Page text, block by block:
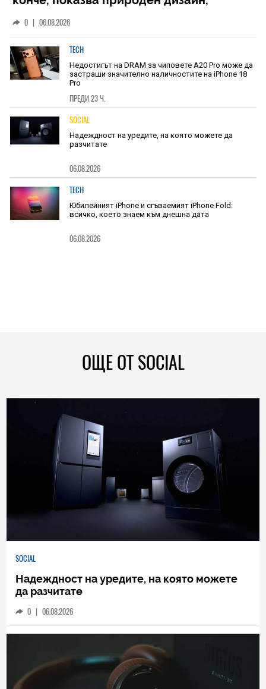
0 | 06.08.2026
TECH
Недостигът на DRAM за чиповете A20 Pro може да
застраши значително наличностите на iPhone 18
Pro
ПРЕДИ 23 Ч.
SOCIAL
Надеждност на уредите, на която можете да
разчитате
06.08.2026
TECH
Юбилейният iPhone и сгъваемият iPhone Fold:
всичко, което знаем към днешна дата
06.08.2026
ОЩЕ ОТ SOCIAL
SOCIAL
Надеждност на уредите, на която можете
да разчитате
0 | 06.08.2026